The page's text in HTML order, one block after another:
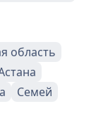
область
Семей